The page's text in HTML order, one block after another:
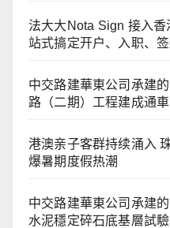
法大大Nota Sign 接入香
站式搞定开户、入职、
中交路建華東公司承建
路（二期）工程建成通車
港澳亲子客群持续涌入
爆暑期度假热潮
中交路建華東公司承建
水泥穩定碎石底基層試